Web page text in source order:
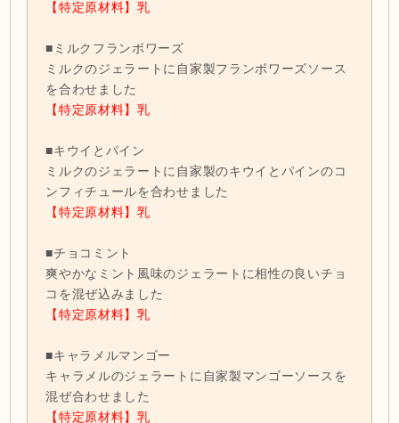
【特定原材料】乳
■ミルクフランボワーズ
ミルクのジェラートに自家製フランボワーズソース
を合わせました
【特定原材料】乳
■キウイとパイン
ミルクのジェラートに自家製のキウイとパインのコ
ンフィチュールを合わせました
【特定原材料】乳
■チョコミント
爽やかなミント風味のジェラートに相性の良いチョ
コを混ぜ込みました
【特定原材料】乳
■キャラメルマンゴー
キャラメルのジェラートに自家製マンゴーソースを
混ぜ合わせました
【特定原材料】乳